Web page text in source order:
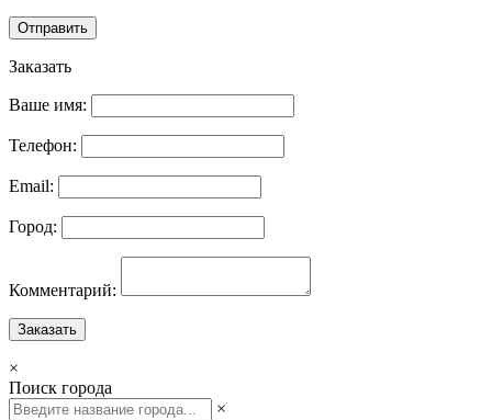
Отправить
Заказать
Ваше имя:
Телефон:
Email:
Город:
Комментарий:
Заказать
×
Поиск города
×